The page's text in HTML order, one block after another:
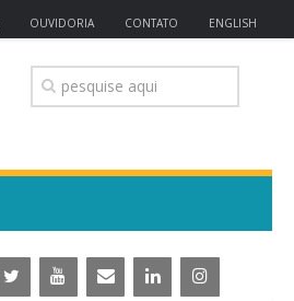
OUVIDORIA CONTATO ENGLISH